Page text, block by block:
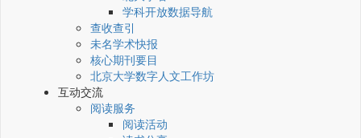
学科开放数据导航
查收查引
未名学术快报
核心期刊要目
北京大学数字人文工作坊
互动交流
阅读服务
阅读活动